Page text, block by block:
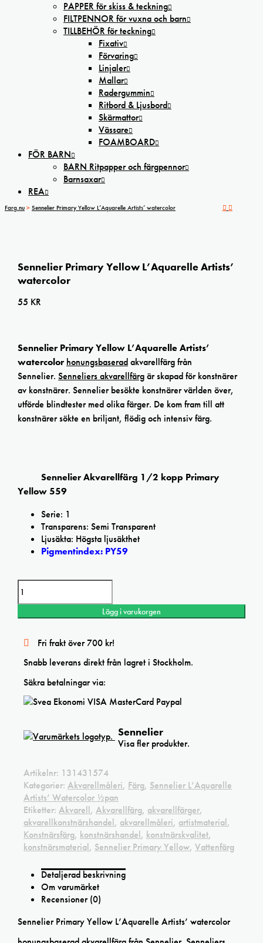
PAPPER för skiss & teckning
FILTPENNOR för vuxna och barn
TILLBEHÖR för teckning
Fixativ
Förvaring
Linjaler
Mallar
Radergummin
Ritbord & Ljusbord
Skärmattor
Vässare
FOAMBOARD
FÖR BARN
BARN Ritpapper och färgpennor
Barnsaxar
REA
Farg.nu > Sennelier Primary Yellow L’Aquarelle Artists’ watercolor
Sennelier Primary Yellow L’Aquarelle Artists’
watercolor
55 KR
Sennelier Primary Yellow L’Aquarelle Artists’
watercolor honungsbaseradakvarellfärg från
Sennelier. Senneliers akvarellfärgär skapad för konstnärer
av konstnärer. Sennelier besökte konstnärer världen över,
utförde blindtester med olika färger. De kom fram till att
konstnärer sökte en briljant, flödig och intensiv färg.
Sennelier Akvarellfärg 1/2 kopp Primary
Yellow 559
Serie: 1
Transparens: Semi Transparent
Ljusäkta: Högsta ljusäkthet
Pigmentindex: PY59
Lägg i varukorgen
Fri frakt över 700 kr!
Snabb leverans direkt från lagret i Stockholm.
Säkra betalningar via:
Sennelier
Visa fler produkter.
Artikelnr: 131431574
Kategorier: Akvarellmåleri, Färg, Sennelier L’Aquarelle
Artists’ Watercolor ½pan
Etiketter: Akvarell, Akvarellfärg, akvarellfärger,
akvarellkonstnärshandel, akvarellmåleri, artistmaterial,
Konstnärsfärg, konstnärshandel, konstnärskvalitet,
konstnärsmaterial, Sennelier Primary Yellow, Vattenfärg
Detaljerad beskrivning
Om varumärket
Recensioner (0)
Sennelier Primary Yellow L’Aquarelle Artists’ watercolor